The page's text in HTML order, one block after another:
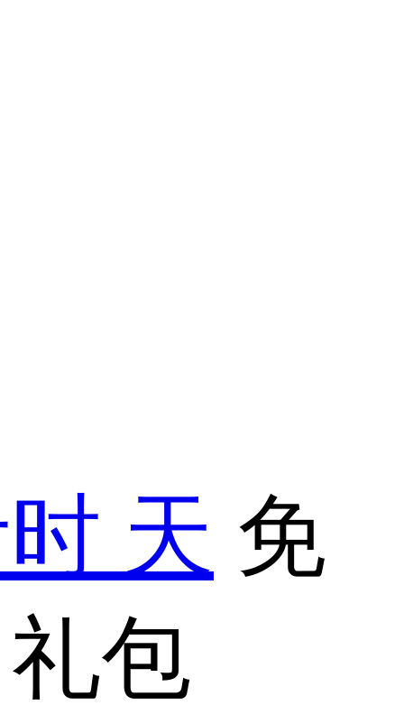
天 免
包